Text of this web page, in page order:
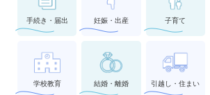
手続き・届出 妊娠・出産 子育て
学校教育 結婚・離婚 引越し・住まい